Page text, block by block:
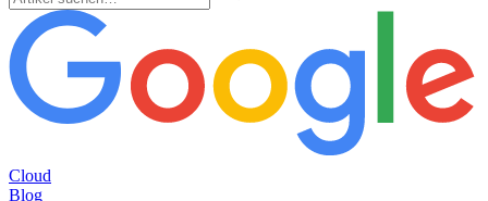
Cloud
Blog